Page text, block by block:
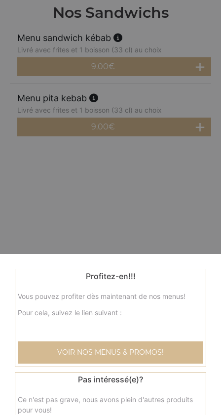
Nos Sandwichs
Menu sandwich kébab
Livré avec frites et 1 boisson (33 cl) au choix
9.00€
Menu pita kebab
Livré avec frites et 1 boisson (33 cl) au choix
9.00€
Profitez-en!!!
Vous pouvez profiter dès maintenant de nos menus!
Pour cela, suivez le lien suivant :
VOIR NOS MENUS & PROMOS!
Pas intéressé(e)?
Ce n'est pas grave, nous avons plein d'autres produits
pour vous!